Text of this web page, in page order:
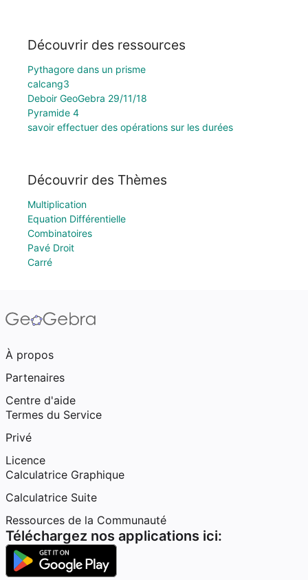
Découvrir des ressources
Pythagore dans un prisme
calcang3
Deboir GeoGebra 29/11/18
Pyramide 4
savoir effectuer des opérations sur les durées
Découvrir des Thèmes
Multiplication
Equation Différentielle
Combinatoires
Pavé Droit
Carré
À propos
Partenaires
Centre d'aide
Termes du Service
Privé
Licence
Calculatrice Graphique
Calculatrice Suite
Ressources de la Communauté
Téléchargez nos applications ici: